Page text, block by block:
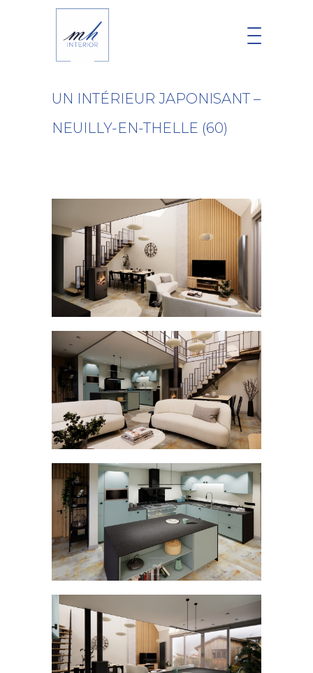
UN INTÉRIEUR JAPONISANT –
NEUILLY-EN-THELLE (60)